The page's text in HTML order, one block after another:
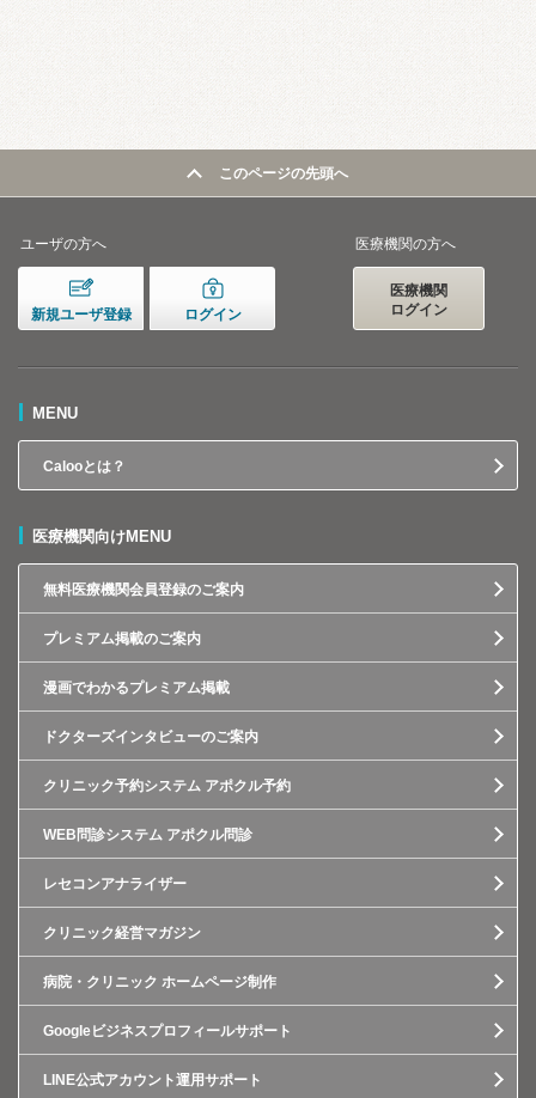
このページの先頭へ
ユーザの方へ
新規ユーザ登録 ログイン
医療機関の方へ
医療機関
ログイン
MENU
Calooとは？
医療機関向けMENU
無料医療機関会員登録のご案内
プレミアム掲載のご案内
漫画でわかるプレミアム掲載
ドクターズインタビューのご案内
クリニック予約システム アポクル予約
WEB問診システム アポクル問診
レセコンアナライザー
クリニック経営マガジン
病院・クリニック ホームページ制作
Googleビジネスプロフィールサポート
LINE公式アカウント運用サポート